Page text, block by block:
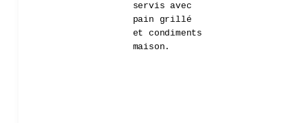
servis avec
pain grillé
et condiments
maison.